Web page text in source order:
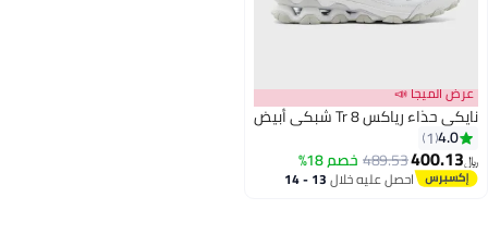
عرض الميجا 📣
نايكي حذاء رياكس 8 Tr شبكي أبيض
4.0
1
﷼‏400.13
489.53خصم 18%
احصل عليه خلال 13 - 14